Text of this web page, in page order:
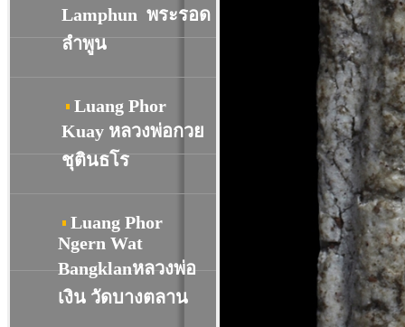
Lamphun พระรอด
ลำพูน
Luang Phor
Kuay หลวงพ่อกวย
ชุตินธโร
Luang Phor
Ngern Wat
Bangklanหลวงพ่อ
เงิน วัดบางตลาน